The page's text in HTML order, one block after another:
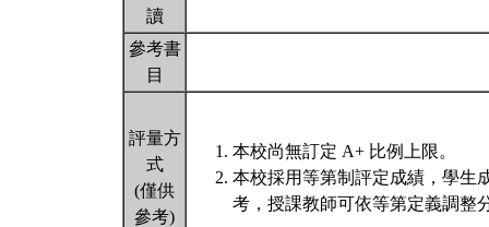
讀
參考書
目
評量方
式
(僅供
參考)
本校尚無訂定 A+ 比例上限。
本校採用等第制評定成績，學生
考，授課教師可依等第定義調整